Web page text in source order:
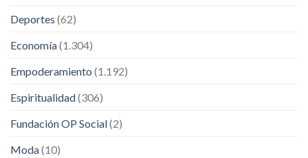
Deportes (62)
Economía(1.304)
Empoderamiento (1.192)
Espiritualidad(306)
Fundación OP Social(2)
Moda(10)